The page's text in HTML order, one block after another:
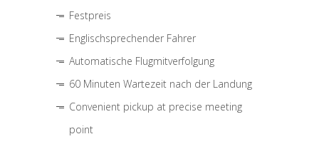
Festpreis
Englischsprechender Fahrer
Automatische Flugmitverfolgung
60 Minuten Wartezeit nach der Landung
Convenient pickup at precise meeting
point